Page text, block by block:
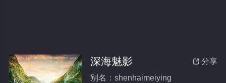
 分享
深海魅影
别名：shenhaimeiying